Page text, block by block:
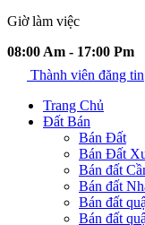
Giờ làm việc
08:00 Am - 17:00 Pm
Thành viên đăng tin
Trang Chủ
Đất Bán
Bán Đất
Bán Đất
Bán đất
Bán đất
Bán đất
Bán đất